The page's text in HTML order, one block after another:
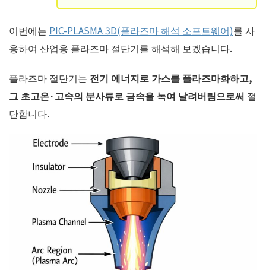
이번에는 PIC-PLASMA 3D(플라즈마 해석 소프트웨어)를 사
용하여 산업용 플라즈마 절단기를 해석해 보겠습니다.
플라즈마 절단기는 전기 에너지로 가스를 플라즈마화하고,
그 초고온·고속의 분사류로 금속을 녹여 날려버림으로써 절
단합니다.